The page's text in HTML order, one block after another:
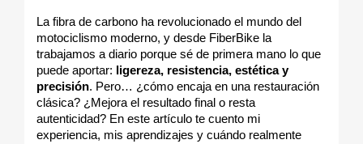
La fibra de carbono ha revolucionado el mundo del
motociclismo moderno, y desde FiberBike la
trabajamos a diario porque sé de primera mano lo que
puede aportar:
ligereza, resistencia, estética y
precisión. Pero… ¿cómo encaja en una restauración
clásica? ¿Mejora el resultado final o resta
autenticidad? En este artículo te cuento mi
experiencia, mis aprendizajes y cuándo realmente